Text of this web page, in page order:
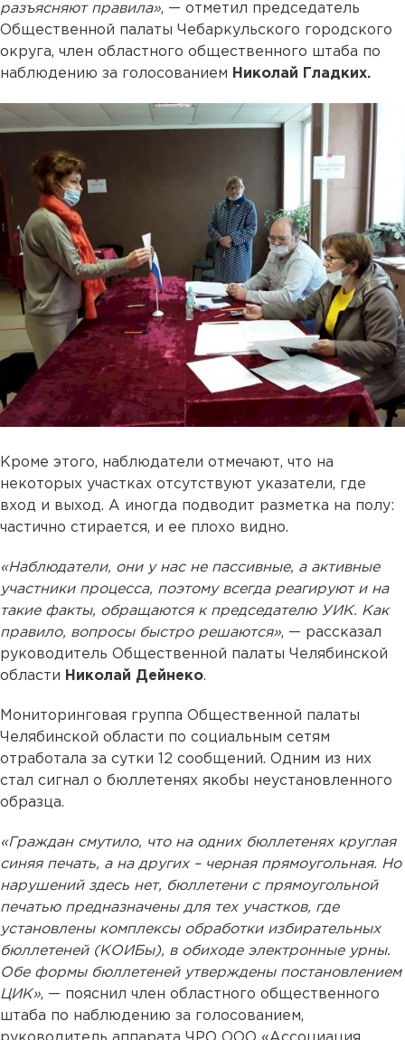
разъясняют правила», — отметил председатель
Общественной палаты Чебаркульского городского
округа, член областного общественного штаба по
наблюдению за голосованием Николай Гладких.
Кроме этого, наблюдатели отмечают, что на
некоторых участках отсутствуют указатели, где
вход и выход. А иногда подводит разметка на полу:
частично стирается, и ее плохо видно.
«Наблюдатели, они у нас не пассивные, а активные
участники процесса, поэтому всегда реагируют и на
такие факты, обращаются к председателю УИК. Как
правило, вопросы быстро решаются», — рассказал
руководитель Общественной палаты Челябинской
области Николай Дейнеко.
Мониторинговая группа Общественной палаты
Челябинской области по социальным сетям
отработала за сутки 12 сообщений. Одним из них
стал сигнал о бюллетенях якобы неустановленного
образца.
«Граждан смутило, что на одних бюллетенях круглая
синяя печать, а на других – черная прямоугольная. Но
нарушений здесь нет, бюллетени с прямоугольной
печатью предназначены для тех участков, где
установлены комплексы обработки избирательных
бюллетеней (КОИБы), в обиходе электронные урны.
Обе формы бюллетеней утверждены постановлением
ЦИК», — пояснил член областного общественного
штаба по наблюдению за голосованием,